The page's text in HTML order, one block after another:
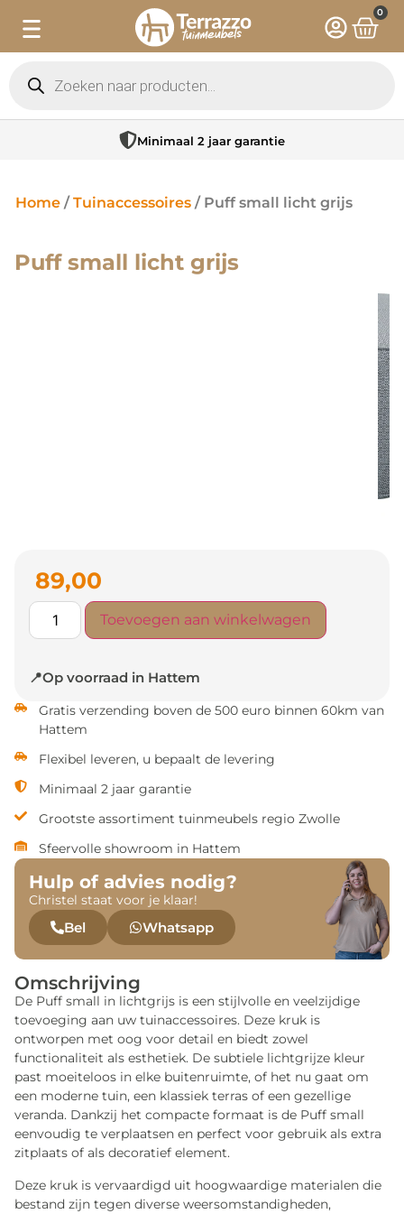
0
Minimaal 2 jaar garantie
Home /Tuinaccessoires / Puff small licht grijs
Puff small licht grijs
89,00
Toevoegen aan winkelwagen
📍Op voorraad in Hattem
Gratis verzending boven de 500 euro binnen 60km van
Hattem
Flexibel leveren, u bepaalt de levering
Minimaal 2 jaar garantie
Grootste assortiment tuinmeubels regio Zwolle
Sfeervolle showroom in Hattem
Hulp of advies nodig?
Christel staat voor je klaar!
Bel Whatsapp
Omschrijving
De Puff small in lichtgrijs is een stijlvolle en veelzijdige
toevoeging aan uw tuinaccessoires. Deze kruk is
ontworpen met oog voor detail en biedt zowel
functionaliteit als esthetiek. De subtiele lichtgrijze kleur
past moeiteloos in elke buitenruimte, of het nu gaat om
een moderne tuin, een klassiek terras of een gezellige
veranda. Dankzij het compacte formaat is de Puff small
eenvoudig te verplaatsen en perfect voor gebruik als extra
zitplaats of als decoratief element.
Deze kruk is vervaardigd uit hoogwaardige materialen die
bestand zijn tegen diverse weersomstandigheden,